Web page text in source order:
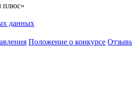
плюс»
данных
Положение о конкурсе